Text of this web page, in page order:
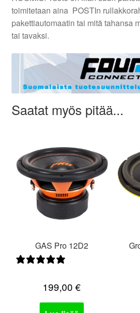
toimitetaan aina POSTIn
pakettiautomaatin tai mitä tahansa
tai tavaksi.
Saatat myös pitää...
GAS Pro 12D2
199,00€